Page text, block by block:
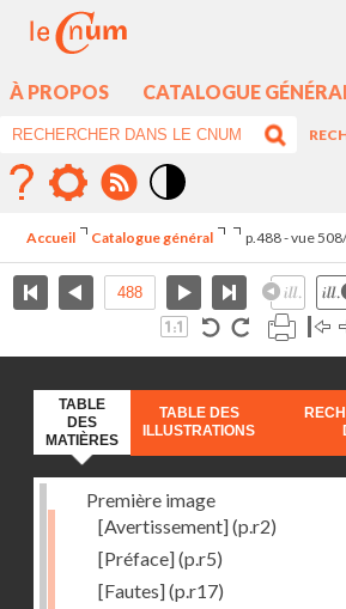
À PROPOS CATALOGUE
élévé
Accueil Catalogue général p.488 - vue
TABLE
DES
MATIÈRES
TABLE DES
ILLUSTRATIONS
Première image
[Avertissement](p.r2)
[Préface](p.r5)
[Fautes](p.r17)